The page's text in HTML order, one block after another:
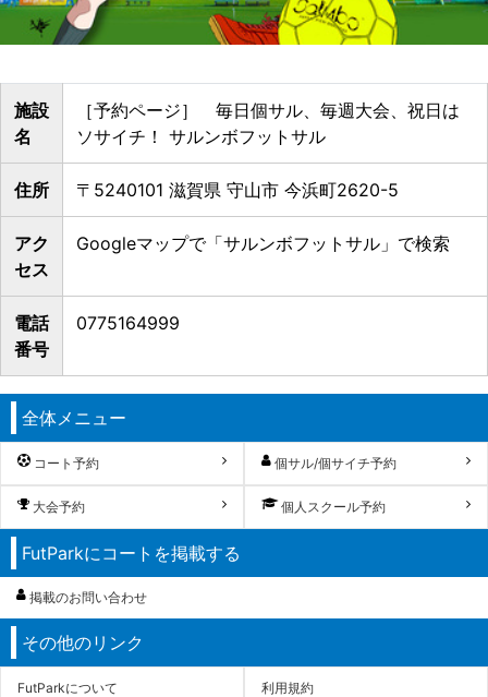
施設
名
［予約ページ］ 毎日個サル、毎週大会、祝日は
ソサイチ！ サルンボフットサル
住所 〒5240101 滋賀県 守山市 今浜町2620-5
アク
セス
Googleマップで「サルンボフットサル」で検索
電話
番号
0775164999
全体メニュー
コート予約 個サル/個サイチ予約
大会予約 個人スクール予約
FutParkにコートを掲載する
掲載のお問い合わせ
その他のリンク
FutParkについて 利用規約